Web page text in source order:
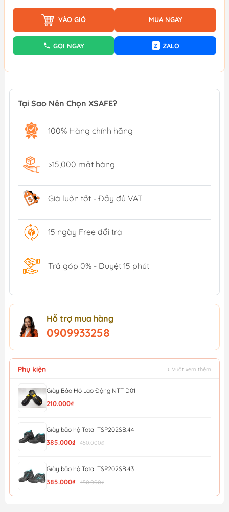
VÀO GIỎ MUA NGAY
GỌI NGAY Z ZALO
Tại Sao Nên Chọn XSAFE?
100% Hàng chính hãng
>15,000 mặt hàng
Giá luôn tốt - Đầy đủ VAT
15 ngày Free đổi trả
Trả góp 0% - Duyệt 15 phút
Hỗ trợ mua hàng
0909933258
Phụ kiện ↕ Vuốt xem thêm
Giày Bảo Hộ Lao Động NTT D01
210.000₫
Giày bảo hộ Total TSP202SB.44
385.000₫ 450.000₫
Giày bảo hộ Total TSP202SB.43
385.000₫ 450.000₫